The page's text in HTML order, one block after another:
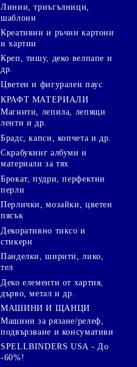
Линии, триъгълници,
шаблони
Креативни и ръчни картони
и хартии
Креп, тишу, деко велпапе и
др.
Цветен и фигурален паус
КРАФТ МАТЕРИАЛИ
Магнити, лепила, лепящи
ленти и др.
Брадс, капси, копчета и др.
Скрабукинг албуми и
материали за тях
Брокат, пудри, перфектни
перли
Перлички, мозайки, цветен
пясък
Декоративно тиксо и
стикери
Панделки, ширити, лико,
тел
Деко елементи от хартия,
дърво, метал и др.
МАШИНИ И ЩАНЦИ
Машини за рязане/релеф,
подвързване и консумативи
SPELLBINDERS USA - До
-60%!